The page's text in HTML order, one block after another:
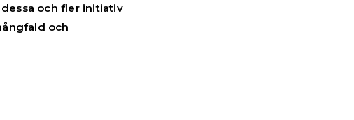
och fler initiativ
och